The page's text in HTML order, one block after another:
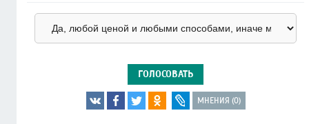
ГОЛОСОВАТЬ
МНЕНИЯ (0)